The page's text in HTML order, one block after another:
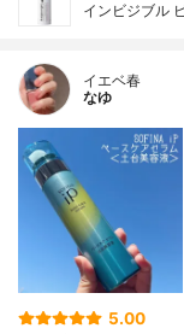
インビジブル
イエベ春
なゆ
5.00